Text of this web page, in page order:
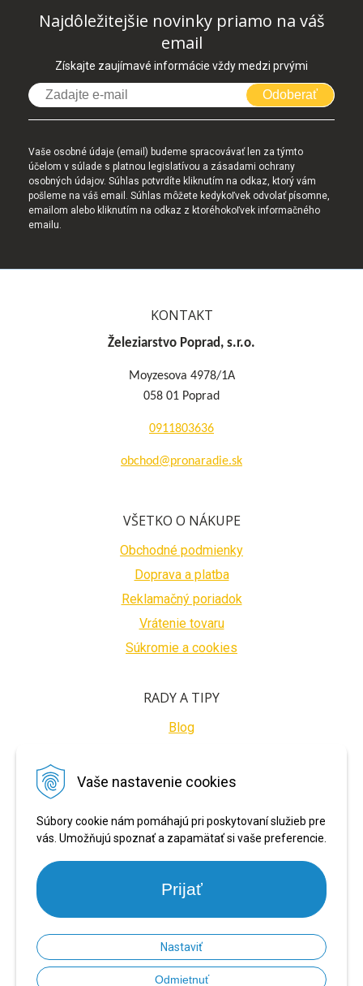
Vaše nastavenie cookies
Súbory cookie nám pomáhajú pri poskytovaní služieb pre
vás. Umožňujú spoznať a zapamätať si vaše preferencie.
Prijať
Nastaviť
Odmietnuť
Najdôležitejšie novinky priamo na váš
email
Získajte zaujímavé informácie vždy medzi prvými
Odoberať
Vaše osobné údaje (email) budeme spracovávať len za týmto
účelom v súlade s platnou legislatívou a zásadami ochrany
osobných údajov. Súhlas potvrdíte kliknutím na odkaz, ktorý vám
pošleme na váš email. Súhlas môžete kedykoľvek odvolať písomne,
emailom alebo kliknutím na odkaz z ktoréhokoľvek informačného
emailu.
KONTAKT
Železiarstvo Poprad, s.r.o.
Moyzesova 4978/1A
058 01 Poprad
0911803636
obchod@pronaradie.sk
VŠETKO O NÁKUPE
Obchodné podmienky
Doprava a platba
Reklamačný poriadok
Vrátenie tovaru
Súkromie a cookies
RADY A TIPY
Blog
BEZPEČNÉ PLATBY
© 2026 PRONARADIE.SK • NextShop&e-shop Pohoda Connector NextCom